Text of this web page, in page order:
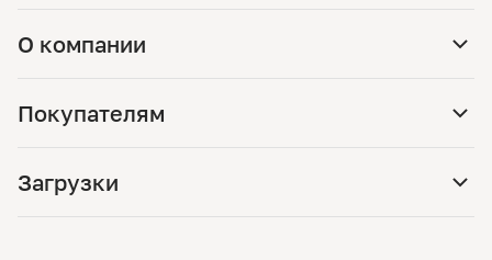
О компании
Покупателям
Загрузки